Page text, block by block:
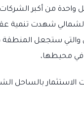
واحدة من أكبر
شهدت تنمية
والتي ستجعل
في محيطها،
الاستثمار بالساحل